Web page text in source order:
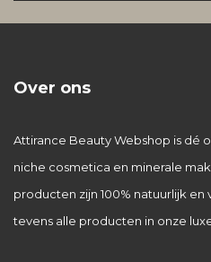
Over ons
Attirance Beauty Webshop is dé
niche cosmetica en minerale
producten zijn 100% natuurlijk en
tevens alle producten in onze